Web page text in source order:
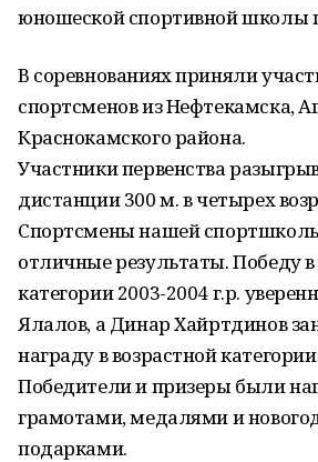
юношеской спортивной школы
В соревнованиях приняли
спортсменов из Нефтекамска,
Краснокамского района.
Участники первенства
дистанции 300 м. в четырех
Спортсмены нашей
отличные результаты. Победу в
категории 2003-2004 г.р.
Ялалов, а Динар Хайртдинов
награду в возрастной
Победители и призеры были
грамотами, медалями и
подарками.